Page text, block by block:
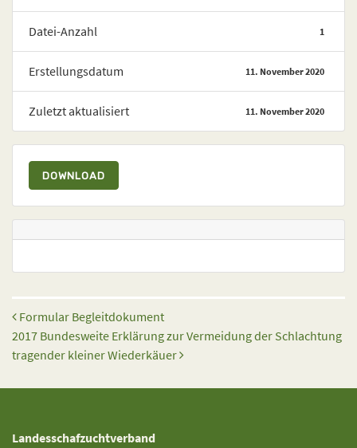
Datei-Anzahl 1
Erstellungsdatum 11. November 2020
Zuletzt aktualisiert 11. November 2020
DOWNLOAD
Beitrags-Navigation
Formular Begleitdokument
2017 Bundesweite Erklärung zur Vermeidung der Schlachtung
tragender kleiner Wiederkäuer
Landesschafzuchtverband